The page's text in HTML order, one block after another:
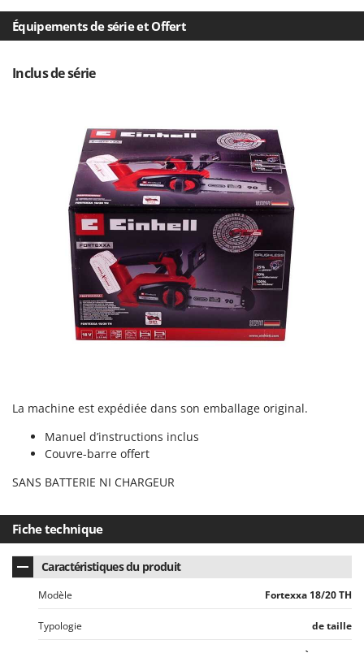
McCulloch
MCH
Mille
Mockmill
More than chef
MOSA
MOVA
Mowox
New O.M.R.A.
Nilfisk
NuovaFac
O
Officine Savioli
Oliviero
Olix
OMA
Omas
Ompagrill
Ooni
Équipements de série et Offert
Inclus de série
La machine est expédiée dans son emballage original.
Manuel d’instructions inclus
Couvre-barre offert
SANS BATTERIE NI CHARGEUR
Fiche technique
Caractéristiques du produit
Modèle Fortexxa 18/20 TH
Typologie de taille